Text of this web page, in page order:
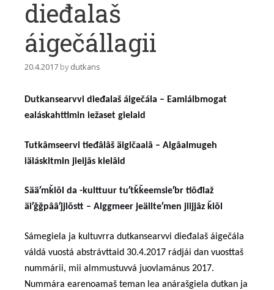
dieđalaš
áigečállagii
20.4.2017 bydutkans
Dutkansearvvi dieđalaš áigečála – Eamiálbmogat
ealáskahttimin iežaset gielaid
Tutkâmseervi tieđâlâš äigičaalâ – Algâalmugeh
iäláskitmin jieijâs kielâid
Sääʹmǩiõl da -kulttuur tuʹtǩǩeemsieʹbr tiõđlaž
äiʹǧǧpââʹjjlõstt – Alggmeer jeällteʹmen jiijjâz ǩiõl
Sámegiela ja kultuvrra dutkansearvvi dieđalaš áigečála
váldá vuostá abstrávttaid 30.4.2017 rádjái dan vuosttaš
nummárii, mii almmustuvvá juovlamánus 2017.
Nummára earenoamaš teman lea anárašgiela dutkan ja